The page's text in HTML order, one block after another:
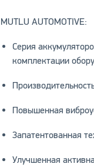
MUTLU AUTOMOTIVE:
Серия
комплектации
Повышенная
Запатентованная
Улучшенная